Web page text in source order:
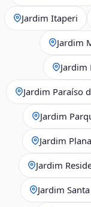
Jardim Itaperi
Jardim
Jardim
Jardim Paraíso
Jardim
Jardim
Jardim
Jardim